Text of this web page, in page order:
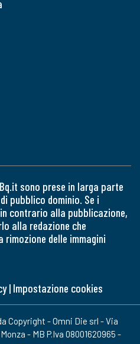
sono prese in larga parte
pubblico dominio. Se i
contrario alla pubblicazione,
alla redazione che
delle immagini
| Impostazione cookies
Copyright - Omni Die srl - Via
- MB P.Iva 08001620965 -